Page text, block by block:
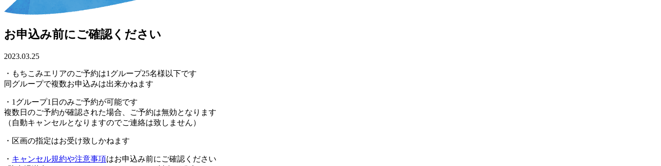
お申込み前にご確認ください
2023.03.25
・もちこみエリアのご予約は1グループ25名様以下です
同グループで複数お申込みは出来かねます
・1グループ1日のみご予約が可能です
複数日のご予約が確認された場合、ご予約は無効となります
（自動キャンセルとなりますのでご連絡は致しません）
・区画の指定はお受け致しかねます
・ キャンセル規約や注意事項はお申込み前にご確認ください